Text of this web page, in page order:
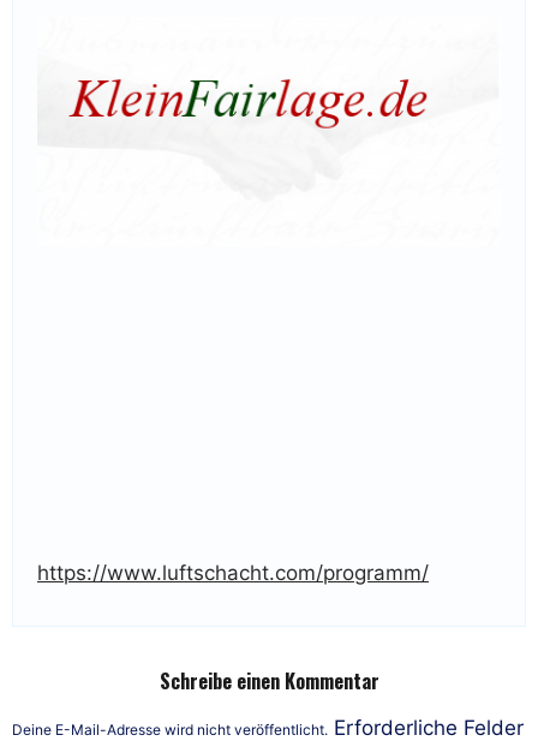
https://www.luftschacht.com/programm/
Schreibe einen Kommentar
Deine E-Mail-Adresse wird nicht veröffentlicht. Erforderliche Felder